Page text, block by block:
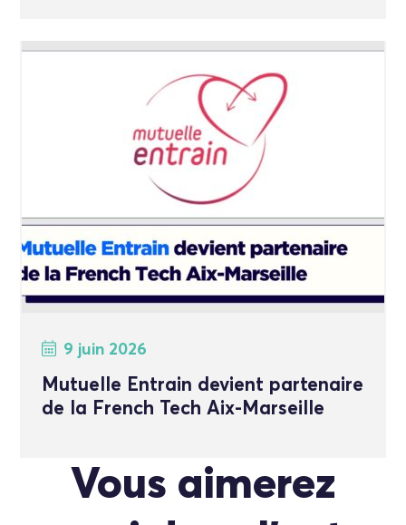
9 juin 2026
Mutuelle Entrain devient partenaire
de la French Tech Aix-Marseille
Vous aimerez